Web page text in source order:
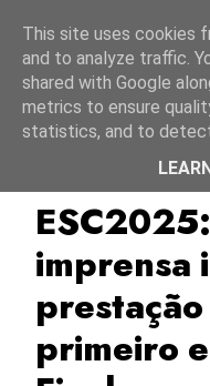
imprensa
primeiro
This site uses cookies
and to analyze traffic.
shared with Google
metrics to ensure
statistics, and to